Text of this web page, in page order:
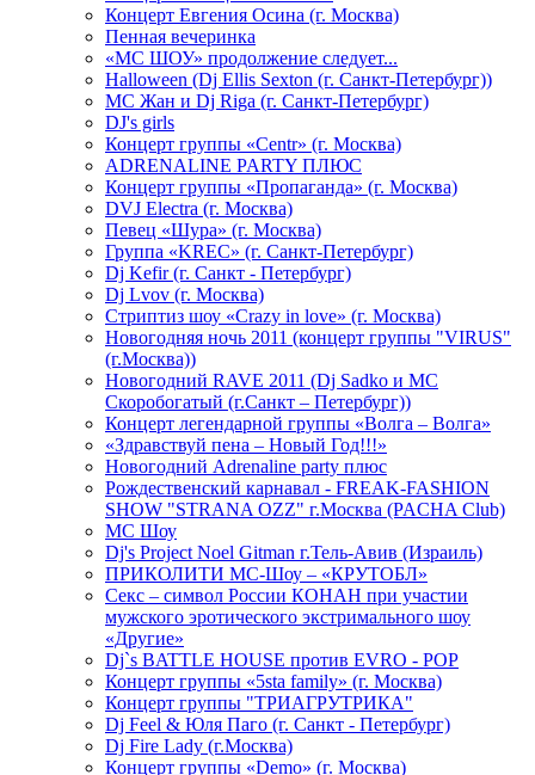
Концерт Евгения Осина (г. Москва)
Пенная вечеринка
«МС ШОУ» продолжение следует...
Halloween (Dj Ellis Sexton (г. Санкт-Петербург))
МС Жан и Dj Riga (г. Санкт-Петербург)
DJ's girls
Концерт группы «Centr» (г. Москва)
ADRENALINE PARTY ПЛЮС
Концерт группы «Пропаганда» (г. Москва)
DVJ Electra (г. Москва)
Певец «Шура» (г. Москва)
Группа «KREC» (г. Санкт-Петербург)
Dj Kefir (г. Санкт - Петербург)
Dj Lvov (г. Москва)
Стриптиз шоу «Crazy in love» (г. Москва)
Новогодняя ночь 2011 (концерт группы "VIRUS"
(г.Москва))
Новогодний RAVE 2011 (Dj Sadko и MC
Скоробогатый (г.Санкт – Петербург))
Концерт легендарной группы «Волга – Волга»
«Здравствуй пена – Новый Год!!!»
Новогодний Adrenaline party плюс
Рождественский карнавал - FREAK-FASHION
SHOW "STRANA OZZ" г.Москва (PACHA Club)
MC Шоу
Dj's Project Noel Gitman г.Тель-Авив (Израиль)
ПРИКОЛИТИ МС-Шоу – «КРУТОБЛ»
Секс – символ России КОНАН при участии
мужского эротического экстримального шоу
«Другие»
Dj`s BATTLE HOUSE против EVRO - POP
Концерт группы «5sta family» (г. Москва)
Концерт группы "ТРИАГРУТРИКА"
Dj Feel & Юля Паго (г. Санкт - Петербург)
Dj Fire Lady (г.Москва)
Концерт группы «Demo» (г. Москва)